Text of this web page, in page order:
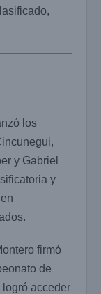
los
y Gabriel
y
firmó
de
acceder